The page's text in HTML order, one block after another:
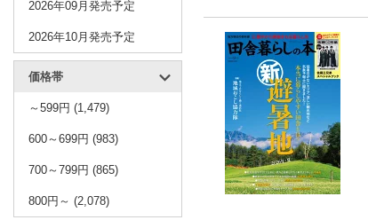
2026年09月発売予定
2026年10月発売予定
価格帯
～599円 (1,479)
600～699円 (983)
700～799円 (865)
800円～ (2,078)